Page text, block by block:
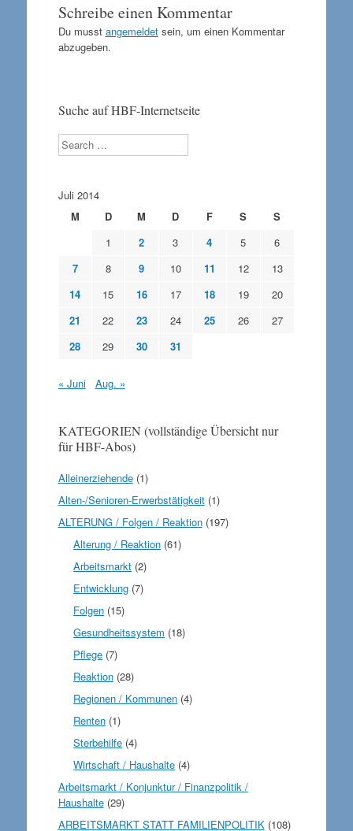
Schreibe einen Kommentar
Du musst angemeldetsein, um einen Kommentar
abzugeben.
Suche auf HBF-Internetseite
Search
Juli 2014
M
D M D F S
S
1
2 3 4 5
6
7
8 9 10 11 12
13
14
15 16 17 18 19
20
21
22 23 24 25 26
27
28
29 30 31
« Juni Aug. »
KATEGORIEN (vollständige Übersicht nur
für HBF-Abos)
Alleinerziehende(1)
Alten-/Senioren-Erwerbstätigkeit(1)
ALTERUNG / Folgen / Reaktion(197)
Alterung / Reaktion (61)
Arbeitsmarkt (2)
Entwicklung (7)
Folgen (15)
Gesundheitssystem (18)
Pflege (7)
Reaktion (28)
Regionen / Kommunen (4)
Renten (1)
Sterbehilfe (4)
Wirtschaft / Haushalte (4)
Arbeitsmarkt / Konjunktur / Finanzpolitik /
Haushalte(29)
ARBEITSMARKT STATT FAMILIENPOLITIK(108)